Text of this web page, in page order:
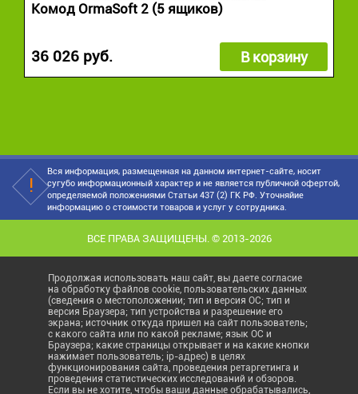
Комод OrmaSoft 2 (5 ящиков)
36 026 руб. В корзину
Вся информация, размещенная на данном интернет-сайте, носит
сугубо информационный характер и не является публичной офертой,
определяемой положениями Статьи 437 (2) ГК РФ. Уточняйие
информацию о стоимости товаров и услуг у сотрудника.
ВСЕ ПРАВА ЗАЩИЩЕНЫ. © 2013-2026
Продолжая использовать наш сайт, вы даете согласие
на обработку файлов cookie, пользовательских данных
(сведения о местоположении; тип и версия ОС; тип и
версия Браузера; тип устройства и разрешение его
экрана; источник откуда пришел на сайт пользователь;
с какого сайта или по какой рекламе; язык ОС и
Браузера; какие страницы открывает и на какие кнопки
нажимает пользователь; ip-адрес) в целях
функционирования сайта, проведения ретаргетинга и
проведения статистических исследований и обзоров.
Если вы не хотите, чтобы ваши данные обрабатывались,